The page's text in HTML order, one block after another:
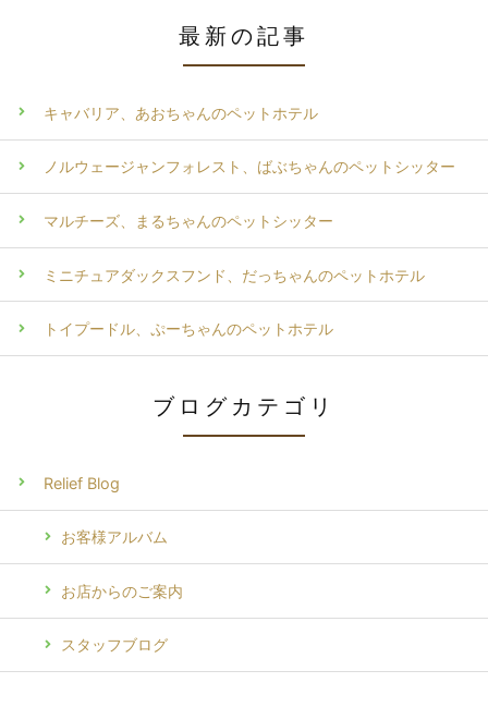
最新の記事
キャバリア、あおちゃんのペットホテル
ノルウェージャンフォレスト、ばぶちゃんのペットシッター
マルチーズ、まるちゃんのペットシッター
ミニチュアダックスフンド、だっちゃんのペットホテル
トイプードル、ぷーちゃんのペットホテル
ブログカテゴリ
Relief Blog
お客様アルバム
お店からのご案内
スタッフブログ